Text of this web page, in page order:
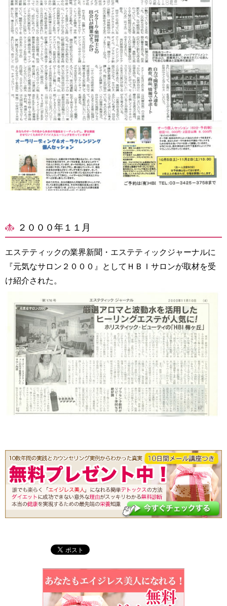
２０００年１１月
エステティックの業界新聞・エステティックジャーナルに
『元気なサロン２０００』としてＨＢＩサロンが取材を受
け紹介された。